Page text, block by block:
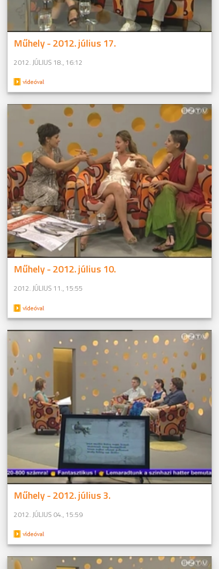
Műhely - 2012. július 17.
2012. JÚLIUS 18., 16:12
Műhely - 2012. július 10.
2012. JÚLIUS 11., 15:55
Műhely - 2012. július 3.
2012. JÚLIUS 04., 15:59